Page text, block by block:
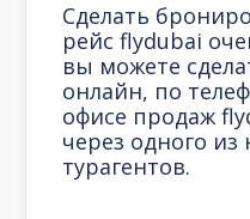
Сделать
рейс flydubai
вы можете
онлайн, по
офисе продаж
через одного
турагентов.